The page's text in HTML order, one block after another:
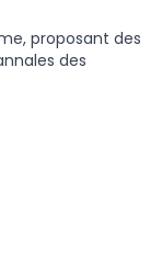
proposant des
des